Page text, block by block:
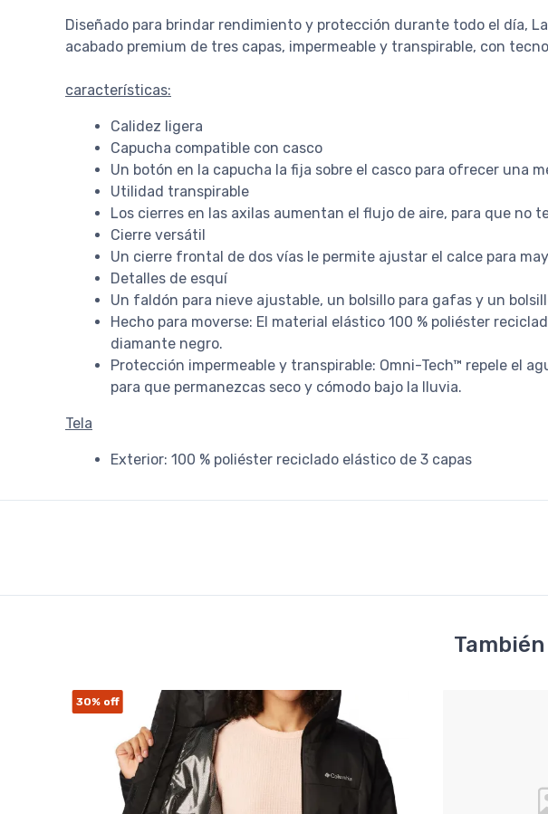
Diseñado para brindar rendimiento y protección durante todo el día,
acabado premium de tres capas, impermeable y transpirable, con
características:
Calidez ligera
Capucha compatible con casco
Un botón en la capucha la fija sobre el casco para ofrecer una
Utilidad transpirable
Los cierres en las axilas aumentan el flujo de aire, para que no
Cierre versátil
Un cierre frontal de dos vías le permite ajustar el calce para
Detalles de esquí
Un faldón para nieve ajustable, un bolsillo para gafas y un
Hecho para moverse: El material elástico 100 % poliéster
diamante negro.
Protección impermeable y transpirable: Omni-Tech™ repele el
para que permanezcas seco y cómodo bajo la lluvia.
Tela
Exterior: 100 % poliéster reciclado elástico de 3 capas
30% off